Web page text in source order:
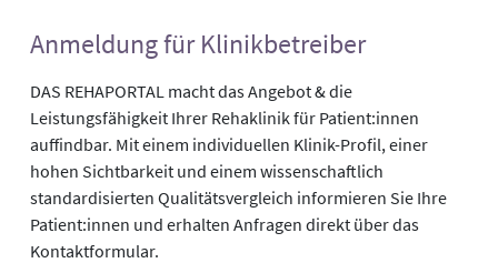
Anmeldung für Klinikbetreiber
DAS REHAPORTAL macht das Angebot & die
Leistungsfähigkeit Ihrer Rehaklinik für Patient:innen
auffindbar. Mit einem individuellen Klinik-Profil, einer
hohen Sichtbarkeit und einem wissenschaftlich
standardisierten Qualitätsvergleich informieren Sie Ihre
Patient:innen und erhalten Anfragen direkt über das
Kontaktformular.